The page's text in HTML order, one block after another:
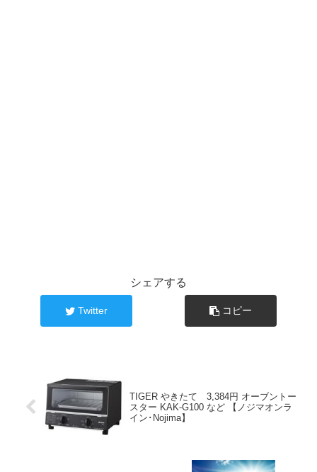
シェアする
Twitter コピー
TIGER やきたて 3,384円 オーブントー
スター KAK-G100 など 【ノジマオンラ
イン･Nojima】